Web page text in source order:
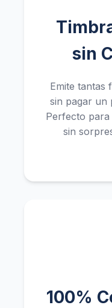
sin
Emite tantas
sin pagar un
Perfecto
sin
100%